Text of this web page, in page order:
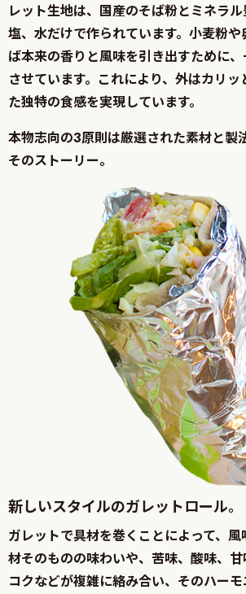
レット生地は、国産のそば粉とミネラ
塩、水だけで作られています。小麦粉や
ば本来の香りと風味を引き出すために
させています。これにより、外はカリ
た独特の食感を実現しています。
本物志向の3原則は厳選された素材と製
そのストーリー。
新しいスタイルのガレットロール。
ガレットで具材を巻くことによって、
材そのものの味わいや、苦味、酸味、
コクなどが複雑に絡み合い、そのハー